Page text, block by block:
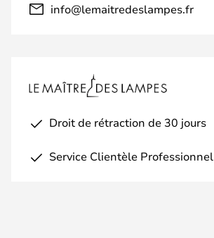
info@lemaitredeslampes.fr
Droit de rétraction de 30 jours
Service Clientèle Professionnel